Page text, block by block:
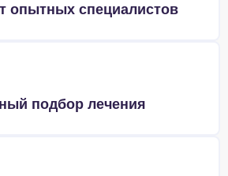
опытных специалистов
подбор лечения